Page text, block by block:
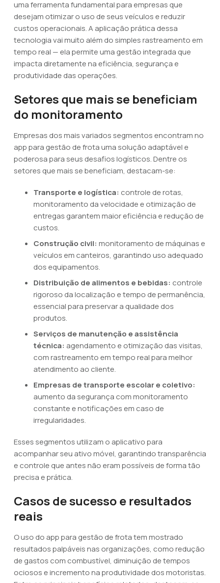
uma ferramenta fundamental para empresas que
desejam otimizar o uso de seus veículos e reduzir
custos operacionais. A aplicação prática dessa
tecnologia vai muito além do simples rastreamento em
tempo real — ela permite uma gestão integrada que
impacta diretamente na eficiência, segurança e
produtividade das operações.
Setores que mais se beneficiam
do monitoramento
Empresas dos mais variados segmentos encontram no
app para gestão de frota uma solução adaptável e
poderosa para seus desafios logísticos. Dentre os
setores que mais se beneficiam, destacam-se:
Transporte e logística: controle de rotas,
monitoramento da velocidade e otimização de
entregas garantem maior eficiência e redução de
custos.
Construção civil: monitoramento de máquinas e
veículos em canteiros, garantindo uso adequado
dos equipamentos.
Distribuição de alimentos e bebidas: controle
rigoroso da localização e tempo de permanência,
essencial para preservar a qualidade dos
produtos.
Serviços de manutenção e assistência
técnica: agendamento e otimização das visitas,
com rastreamento em tempo real para melhor
atendimento ao cliente.
Empresas de transporte escolar e coletivo:
aumento da segurança com monitoramento
constante e notificações em caso de
irregularidades.
Esses segmentos utilizam o aplicativo para
acompanhar seu ativo móvel, garantindo transparência
e controle que antes não eram possíveis de forma tão
precisa e prática.
Casos de sucesso e resultados
reais
O uso do app para gestão de frota tem mostrado
resultados palpáveis nas organizações, como redução
de gastos com combustível, diminuição de tempos
ociosos e incremento na produtividade dos motoristas.